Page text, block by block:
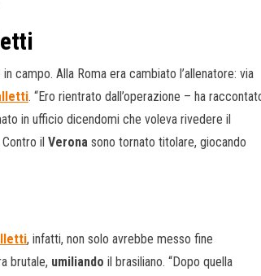
campo. Alla Roma era cambiato l’allenatore: via
. “Ero rientrato dall’operazione – ha
in ufficio dicendomi che voleva rivedere il
il Verona sono tornato titolare, giocando
, infatti, non solo avrebbe messo fine
brutale, umiliando il brasiliano. “Dopo quella